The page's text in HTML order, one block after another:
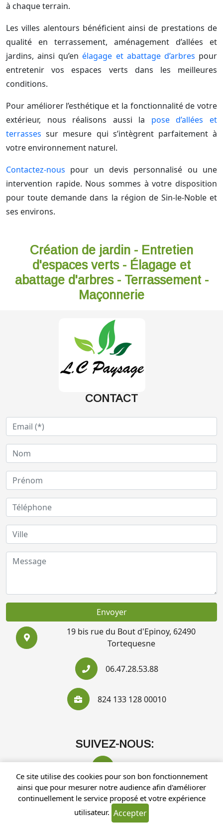
à chaque terrain.
Les villes alentours bénéficient ainsi de prestations de
qualité en terrassement, aménagement d’allées et
jardins, ainsi qu’enélagage et abattage d’arbres pour
entretenir vos espaces verts dans les meilleures
conditions.
Pour améliorer l’esthétique et la fonctionnalité de votre
extérieur, nous réalisons aussi la pose d’allées et
terrasses sur mesure qui s’intègrent parfaitement à
votre environnement naturel.
Contactez-nous pour un devis personnalisé ou une
intervention rapide. Nous sommes à votre disposition
pour toute demande dans la région de Sin-le-Noble et
ses environs.
Création de jardin - Entretien
d'espaces verts - Élagage et
abattage d'arbres - Terrassement -
Maçonnerie
CONTACT
Envoyer
19 bis rue du Bout d'Epinoy, 62490
Tortequesne
06.47.28.53.88
824 133 128 00010
SUIVEZ-NOUS:
Recherches fréquentes
Ce site utilise des cookies pour son bon fonctionnement
ainsi que pour mesurer notre audience afin d'améliorer
continuellement le service proposé et votre expérience
utilisateur. Accepter